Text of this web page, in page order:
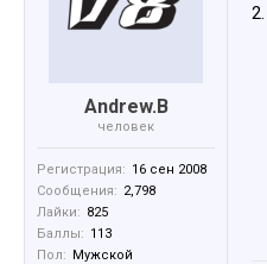
Andrew.B
человек
Регистрация: 16 сен 2008
Сообщения: 2,798
Лайки: 825
Баллы: 113
Пол: Мужской